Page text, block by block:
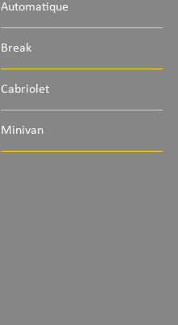
Automatique
Break
Cabriolet
Minivan